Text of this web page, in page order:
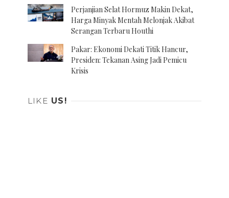
Perjanjian Selat Hormuz Makin Dekat,
Harga Minyak Mentah Melonjak Akibat
Serangan Terbaru Houthi
Pakar: Ekonomi Dekati Titik Hancur,
Presiden: Tekanan Asing Jadi Pemicu
Krisis
LIKE US!